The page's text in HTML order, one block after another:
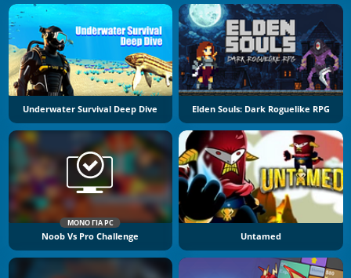
Underwater Survival Deep Dive Elden Souls: Dark Roguelike RPG
ΜΌΝΟ ΓΙΑ PC
Noob Vs Pro Challenge Untamed